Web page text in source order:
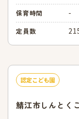
保育時間 -
定員数
認定こども園
鯖江市しんとく